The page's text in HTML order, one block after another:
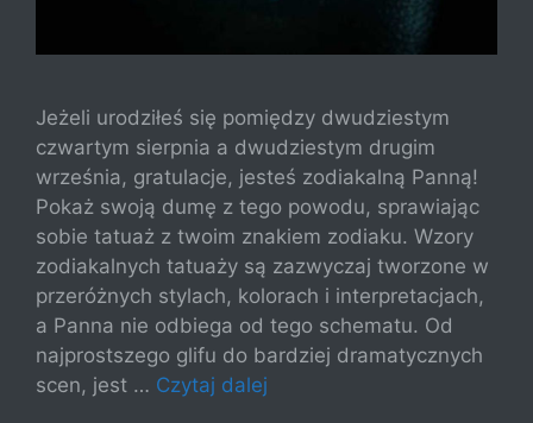
Jeżeli urodziłeś się pomiędzy dwudziestym
czwartym sierpnia a dwudziestym drugim
września, gratulacje, jesteś zodiakalną Panną!
Pokaż swoją dumę z tego powodu, sprawiając
sobie tatuaż z twoim znakiem zodiaku. Wzory
zodiakalnych tatuaży są zazwyczaj tworzone w
przeróżnych stylach, kolorach i interpretacjach,
a Panna nie odbiega od tego schematu. Od
najprostszego glifu do bardziej dramatycznych
scen, jest … Czytaj dalej